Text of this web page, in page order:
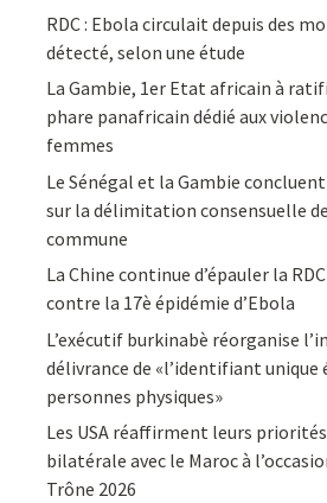
RDC : Ebola circulait depuis des
détecté, selon une étude
La Gambie, 1er Etat africain à
phare panafricain dédié aux
femmes
Le Sénégal et la Gambie
sur la délimitation consensuelle
commune
La Chine continue d’épauler la
contre la 17è épidémie d’Ebola
L’exécutif burkinabè réorganise
délivrance de «l’identifiant unique
personnes physiques»
Les USA réaffirment leurs
bilatérale avec le Maroc à
Trône 2026